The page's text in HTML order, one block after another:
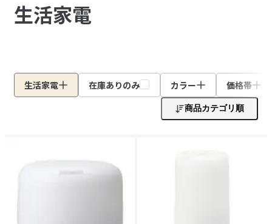
生活家電
生活家電 在庫ありのみ カラー 価格帯
商品カテゴリ順